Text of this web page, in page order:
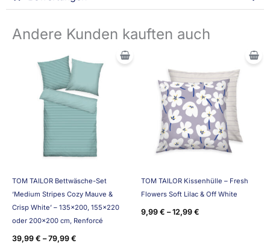
Andere Kunden kauften auch
TOM TAILOR Bettwäsche-Set
‘Medium Stripes Cozy Mauve &
Crisp White’ – 135×200, 155×220
oder 200×200 cm, Renforcé
39,99 € –79,99 €
TOM TAILOR Kissenhülle – Fresh
Flowers Soft Lilac & Off White
9,99 € –12,99 €